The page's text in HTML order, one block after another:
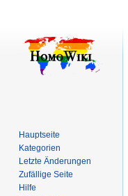
Hauptseite
Kategorien
Letzte Änderungen
Zufällige Seite
Hilfe